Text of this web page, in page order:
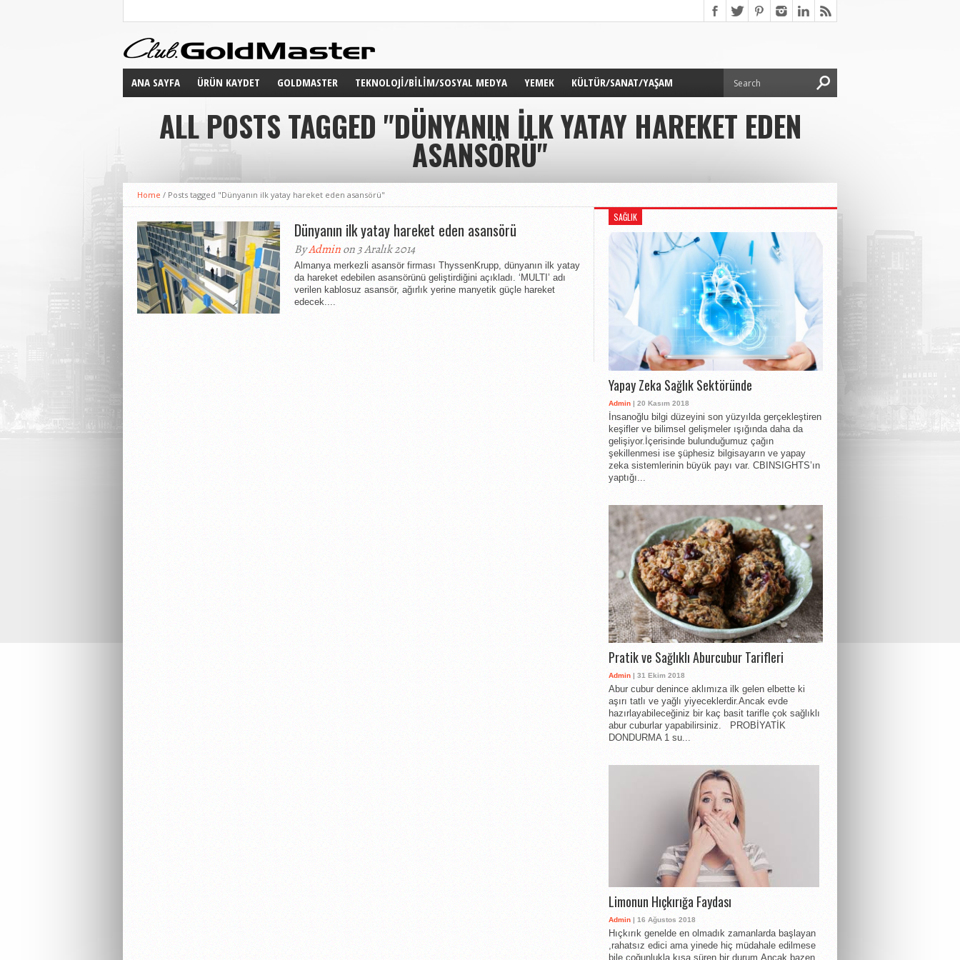
ANA SAYFA ÜRÜN KAYDET GOLDMASTER
GOLDMASTER WEB
GOLDNEWS
TEKNOLOJI/BILIM/SOSYAL MEDYA YEMEK
KÜLTÜR/SANAT/YAŞAM
ALL POSTS TAGGED "DÜNYANIN ILK YATAY HAREKET EDEN
ASANSÖRÜ"
Home / Posts tagged "Dünyanın ilk yatay hareket eden asansörü"
Dünyanın ilk yatay hareket eden asansörü
ByAdminon 3 Aralık 2014
Almanya merkezli asansör firması ThyssenKrupp, dünyanın ilk yatay
da hareket edebilen asansörünü geliştirdiğini açıkladı. ‘MULTI’ adı
verilen kablosuz asansör, ağırlık yerine manyetik güçle hareket
edecek....
SAĞLIK
Yapay Zeka Sağlık Sektöründe
Admin | 20 Kasım 2018
İnsanoğlu bilgi düzeyini son yüzyılda gerçekleştiren
keşifler ve bilimsel gelişmeler ışığında daha da
gelişiyor.İçerisinde bulunduğumuz çağın
şekillenmesi ise şüphesiz bilgisayarın ve yapay
zeka sistemlerinin büyük payı var. CBINSIGHTS’ın
yaptığı...
Pratik ve Sağlıklı Aburcubur Tarifleri
Admin | 31 Ekim 2018
Abur cubur denince aklımıza ilk gelen elbette ki
aşırı tatlı ve yağlı yiyeceklerdir.Ancak evde
hazırlayabileceğiniz bir kaç basit tarifle çok sağlıklı
abur cuburlar yapabilirsiniz. PROBİYATİK
DONDURMA 1 su...
Limonun Hıçkırığa Faydası
Admin | 16 Ağustos 2018
Hıçkırık genelde en olmadık zamanlarda başlayan
,rahatsız edici ama yinede hiç müdahale edilmese
bile çoğunlukla kısa süren bir durum.Ancak bazen